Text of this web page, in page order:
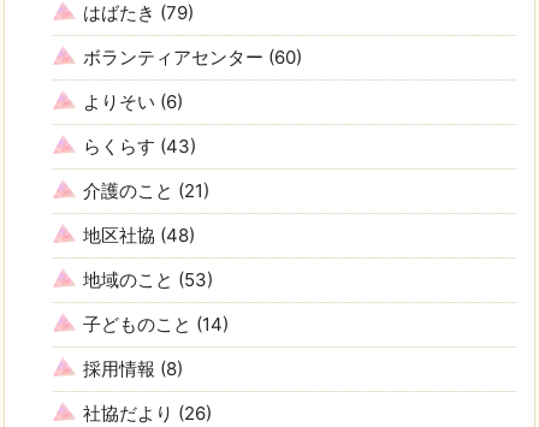
はばたき (79)
ボランティアセンター (60)
よりそい (6)
らくらす (43)
介護のこと (21)
地区社協 (48)
地域のこと (53)
子どものこと (14)
採用情報 (8)
社協だより (26)